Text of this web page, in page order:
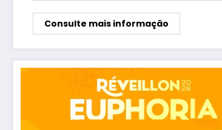
Consulte mais informação